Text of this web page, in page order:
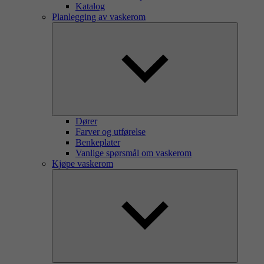
Katalog
Planlegging av vaskerom
Dører
Farver og utførelse
Benkeplater
Vanlige spørsmål om vaskerom
Kjøpe vaskerom